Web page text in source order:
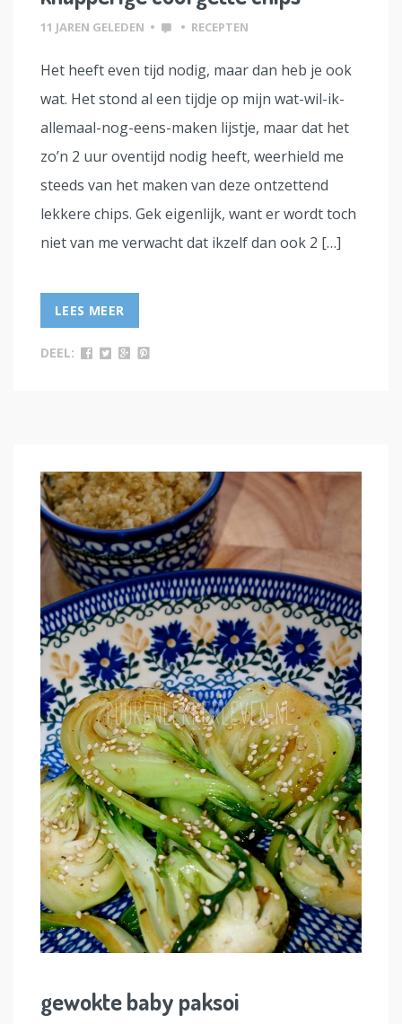
11 JAREN GELEDEN • • RECEPTEN
Het heeft even tijd nodig, maar dan heb je ook
wat. Het stond al een tijdje op mijn wat-wil-ik-
allemaal-nog-eens-maken lijstje, maar dat het
zo’n 2 uur oventijd nodig heeft, weerhield me
steeds van het maken van deze ontzettend
lekkere chips. Gek eigenlijk, want er wordt toch
niet van me verwacht dat ikzelf dan ook 2 […]
LEES MEER
DEEL:
gewokte baby paksoi